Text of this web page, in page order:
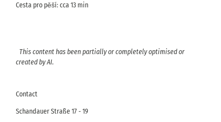
Cesta pro pěší: cca 13 min
This content has been partially or completely optimised or
created by AI.
Contact
Schandauer Straße 17 - 19